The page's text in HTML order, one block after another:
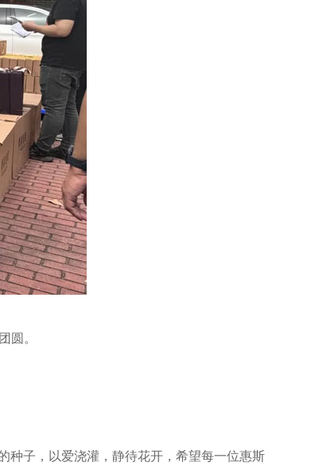
圆。
种子，以爱浇灌，静待花开，希望每一位惠斯